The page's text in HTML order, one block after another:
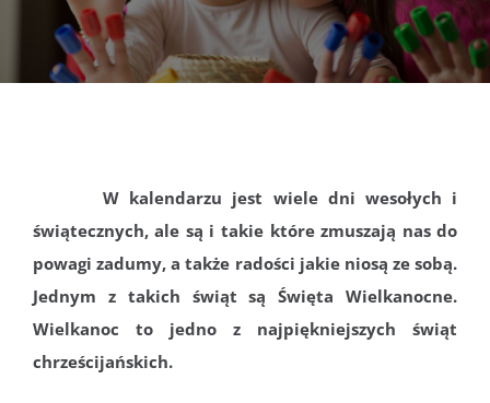
DOKUMENTY
PROJEKTY
W kalendarzu jest wiele dni wesołych i
świątecznych, ale są i takie które zmuszają nas do
powagi zadumy, a także radości jakie niosą ze sobą.
Jednym z takich świąt są Święta Wielkanocne.
Wielkanoc to jedno z najpiękniejszych świąt
chrześcijańskich.